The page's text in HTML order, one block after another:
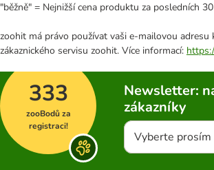
"běžně" = Nejnižší cena produktu za posledních
zoohit má právo používat vaši e-mailovou
zákaznického servisu zoohit. Více informací:
333
zooBodů za
registraci!
Newsletter:
zákazníky
Vyberte